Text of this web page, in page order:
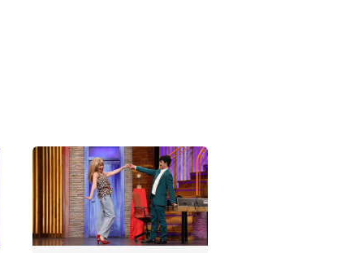
Bölüm
Fotoğrafları
Güldür Güldür
Show 439.